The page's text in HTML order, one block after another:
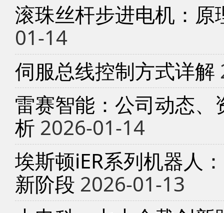
滚珠丝杆步进电机：
01-14
伺服总线控制方式详解
雷赛智能：公司动态
析 2026-01-14
埃斯顿iER系列机器人
新阶段 2026-01-13